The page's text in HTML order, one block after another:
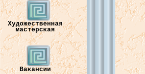
Художественная
мастерская
Вакансии